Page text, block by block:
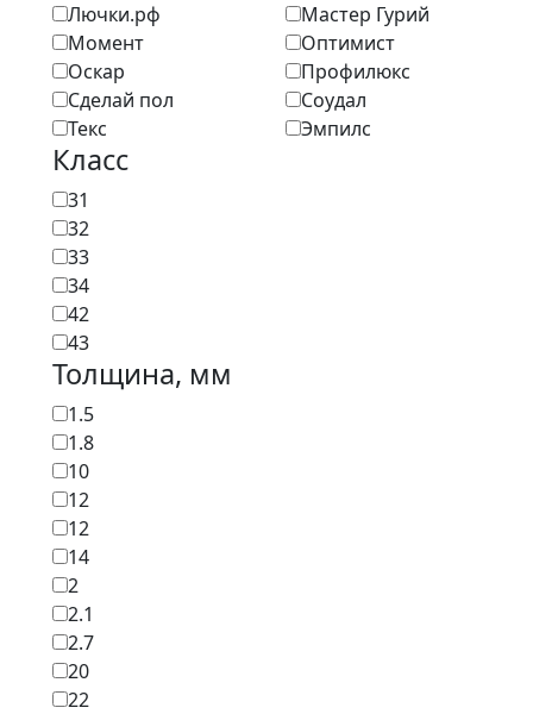
Лючки.рф
Мастер Гурий
Момент
Оптимист
Оскар
Профилюкс
Сделай пол
Соудал
Текс
Эмпилс
Класс
31
32
33
34
42
43
Толщина, мм
1.5
1.8
10
12
12
14
2
2.1
2.7
20
22